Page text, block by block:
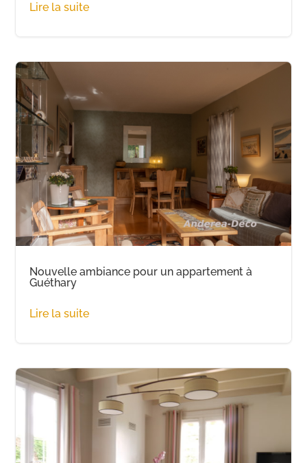
Lire la suite
Nouvelle ambiance pour un appartement à
Guéthary
Lire la suite